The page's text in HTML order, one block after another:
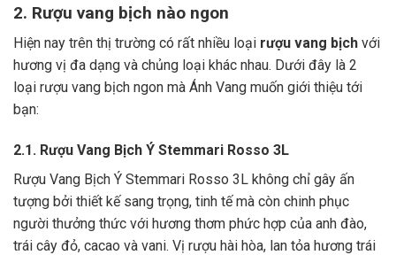
2. Rượu vang bịch nào ngon
Hiện nay trên thị trường có rất nhiều loại rượu vang bịch với
hương vị đa dạng và chủng loại khác nhau. Dưới đây là 2
loại rượu vang bịch ngon mà Ánh Vang muốn giới thiệu tới
bạn:
2.1. Rượu Vang Bịch Ý Stemmari Rosso 3L
Rượu Vang Bịch Ý Stemmari Rosso 3L không chỉ gây ấn
tượng bởi thiết kế sang trọng, tinh tế mà còn chinh phục
người thưởng thức với hương thơm phức hợp của anh đào,
trái cây đỏ, cacao và vani. Vị rượu hài hòa, lan tỏa hương trái